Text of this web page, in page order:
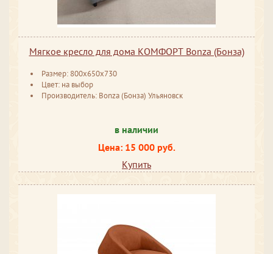
Мягкое кресло для дома КОМФОРТ Bonza (Бонза)
Размер: 800х650х730
Цвет: на выбор
Производитель: Bonza (Бонза) Ульяновск
в наличии
Цена: 15 000 руб.
Купить